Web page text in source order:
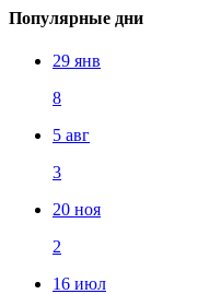
Популярные дни
29 янв
8
5 авг
3
20 ноя
2
16 июл